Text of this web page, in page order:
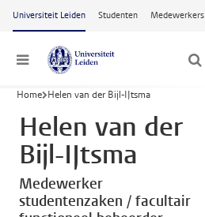
Ga naar hoofdinhoud
Universiteit Leiden Studenten Medewerkers
Menu
Home Helen van der Bijl-IJtsma
Helen van der
Bijl-IJtsma
Medewerker
studentenzaken / facultair